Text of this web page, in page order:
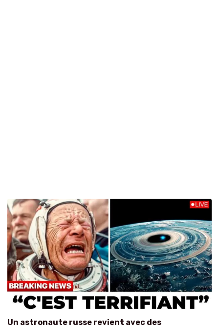
Un astronaute russe revient avec des